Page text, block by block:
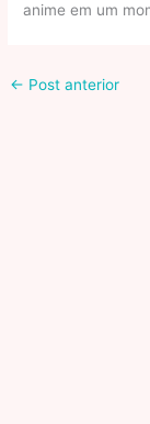
anime em um
← Post anterior